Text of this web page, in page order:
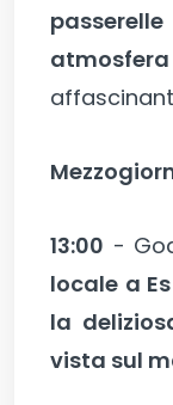
13:00 -
locale a
la
vista sul